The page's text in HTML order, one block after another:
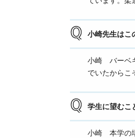
小崎先生はこ
小崎 バーベ
でいたからこ
学生に望むこ
小崎 本学の